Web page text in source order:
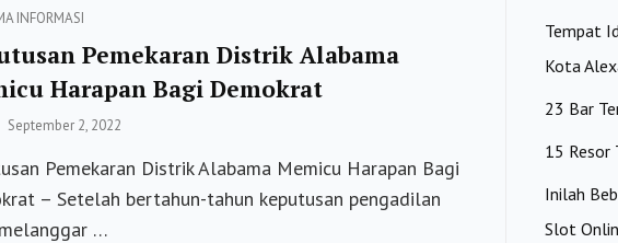
INFORMASI
Pemekaran Distrik Alabama
Harapan Bagi Demokrat
Posted
September 2, 2022
Pemekaran Distrik Alabama Memicu Harapan Bagi
– Setelah bertahun-tahun keputusan pengadilan
…
Tempat
Kota
23 Bar
15 Resor
Inilah
Slot